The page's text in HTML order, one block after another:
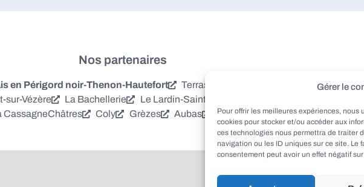
Gérer le
Pour offrir les meilleures expériences,
cookies pour stocker et/ou accéder aux
ces technologies nous permettra de traiter
navigation ou les ID uniques sur ce site. Le
consentement peut avoir un effet négatif
Nos partenaires
en Périgord noir-Thenon-Hautefort Terrasson-Lavilledieu Montignac
sur-Vézère La Bachellerie Le Lardin-Saint-Lazare
CassagneChâtres Coly Grèzes Aubas VillacAzerat Ladornac